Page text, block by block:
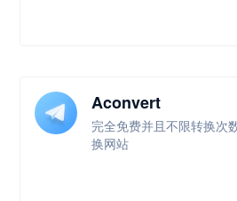
Aconvert
完全免费并且不限转换次
换网站